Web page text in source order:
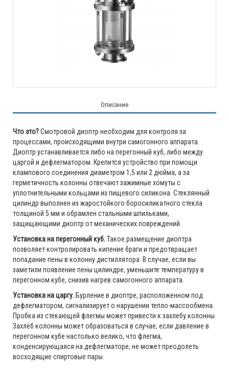
Описание
Что это?Смотровой диоптр необходим для контроля за
процессами, происходящими внутри самогонного аппарата.
Диоптр устанавливается либо на перегонный куб, либо между
царгой и дефлегматором. Крепится устройство при помощи
клампового соединения диаметром 1,5 или 2 дюйма, а за
герметичность колонны отвечают зажимные хомуты с
уплотнительными кольцами из пищевого силикона. Стеклянный
цилиндр выполнен из жаростойкого боросиликатного стекла
толщиной 5 мм и обрамлен стальными шпильками,
защищающими диоптр от механических повреждений.
Установка на перегонный куб.Такое размещение диоптра
позволяет контролировать кипение браги и предотвращает
попадание пены в колонну дистиллятора. В случае, если вы
заметили появление пены цилиндре, уменьшите температуру в
перегонном кубе, снизив нагрев самогонного аппарата.
Установка на царгу.Бурление в диоптре, расположенном под
дефлегматором, сигнализирует о нарушении тепло-массообмена.
Пробка из стекающей флегмы может привести к захлебу колонны.
Захлёб колонны может образоваться в случае, если давление в
перегонном кубе настолько велико, что флегма,
конденсирующаяся на дефлегматоре, не может преодолеть
восходящие спиртовые пары.